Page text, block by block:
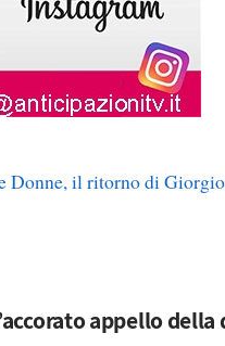
Donne, il ritorno di
appello